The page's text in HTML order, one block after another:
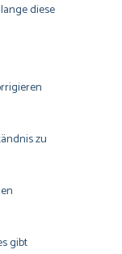
diese
zu
gibt